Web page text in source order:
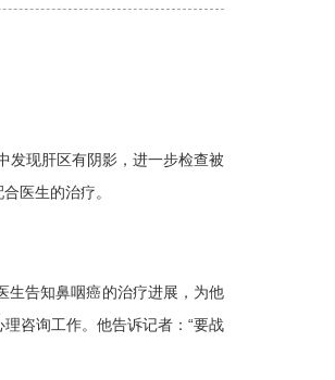
发现肝区有阴影，进一步检查被
医生的治疗。
生告知鼻咽癌的治疗进展，为他
咨询工作。他告诉记者：“要战